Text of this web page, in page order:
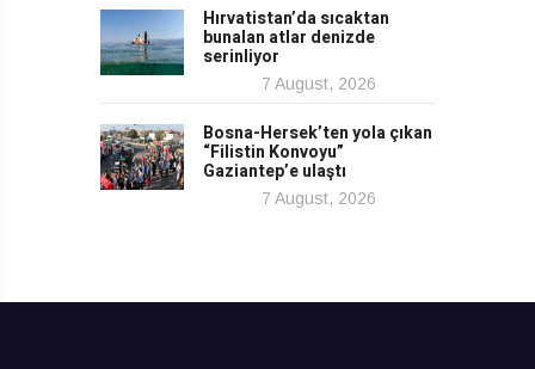
Hırvatistan’da sıcaktan
bunalan atlar denizde
serinliyor
7 August, 2026
Bosna-Hersek’ten yola çıkan
“Filistin Konvoyu”
Gaziantep’e ulaştı
7 August, 2026